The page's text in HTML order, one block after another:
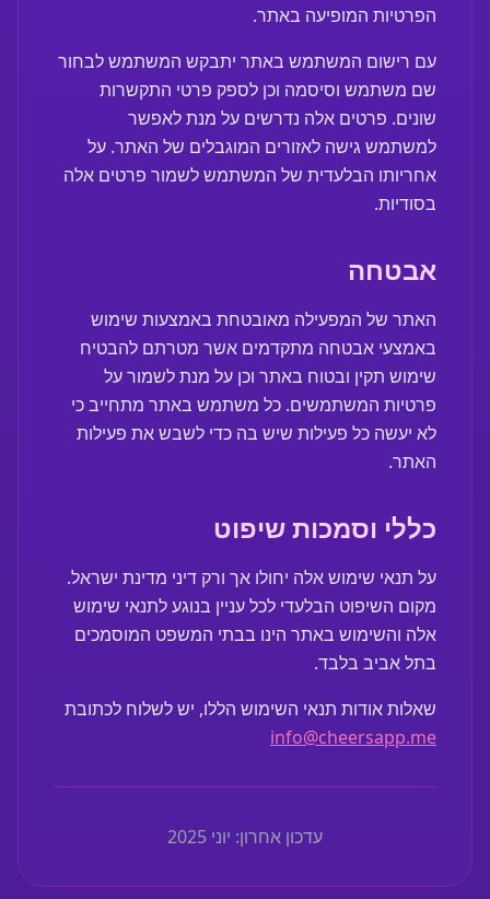
הפרטיות המופיעה באתר.
עם רישום המשתמש באתר יתבקש המשתמש לבחור
שם משתמש וסיסמה וכן לספק פרטי התקשרות
שונים. פרטים אלה נדרשים על מנת לאפשר
למשתמש גישה לאזורים המוגבלים של האתר. על
אחריותו הבלעדית של המשתמש לשמור פרטים אלה
בסודיות.
אבטחה
האתר של המפעילה מאובטחת באמצעות שימוש
באמצעי אבטחה מתקדמים אשר מטרתם להבטיח
שימוש תקין ובטוח באתר וכן על מנת לשמור על
פרטיות המשתמשים. כל משתמש באתר מתחייב כי
לא יעשה כל פעילות שיש בה כדי לשבש את פעילות
האתר.
כללי וסמכות שיפוט
על תנאי שימוש אלה יחולו אך ורק דיני מדינת ישראל.
מקום השיפוט הבלעדי לכל עניין בנוגע לתנאי שימוש
אלה והשימוש באתר הינו בבתי המשפט המוסמכים
בתל אביב בלבד.
שאלות אודות תנאי השימוש הללו, יש לשלוח לכתובת
info@cheersapp.me
עדכון אחרון: יוני 2025